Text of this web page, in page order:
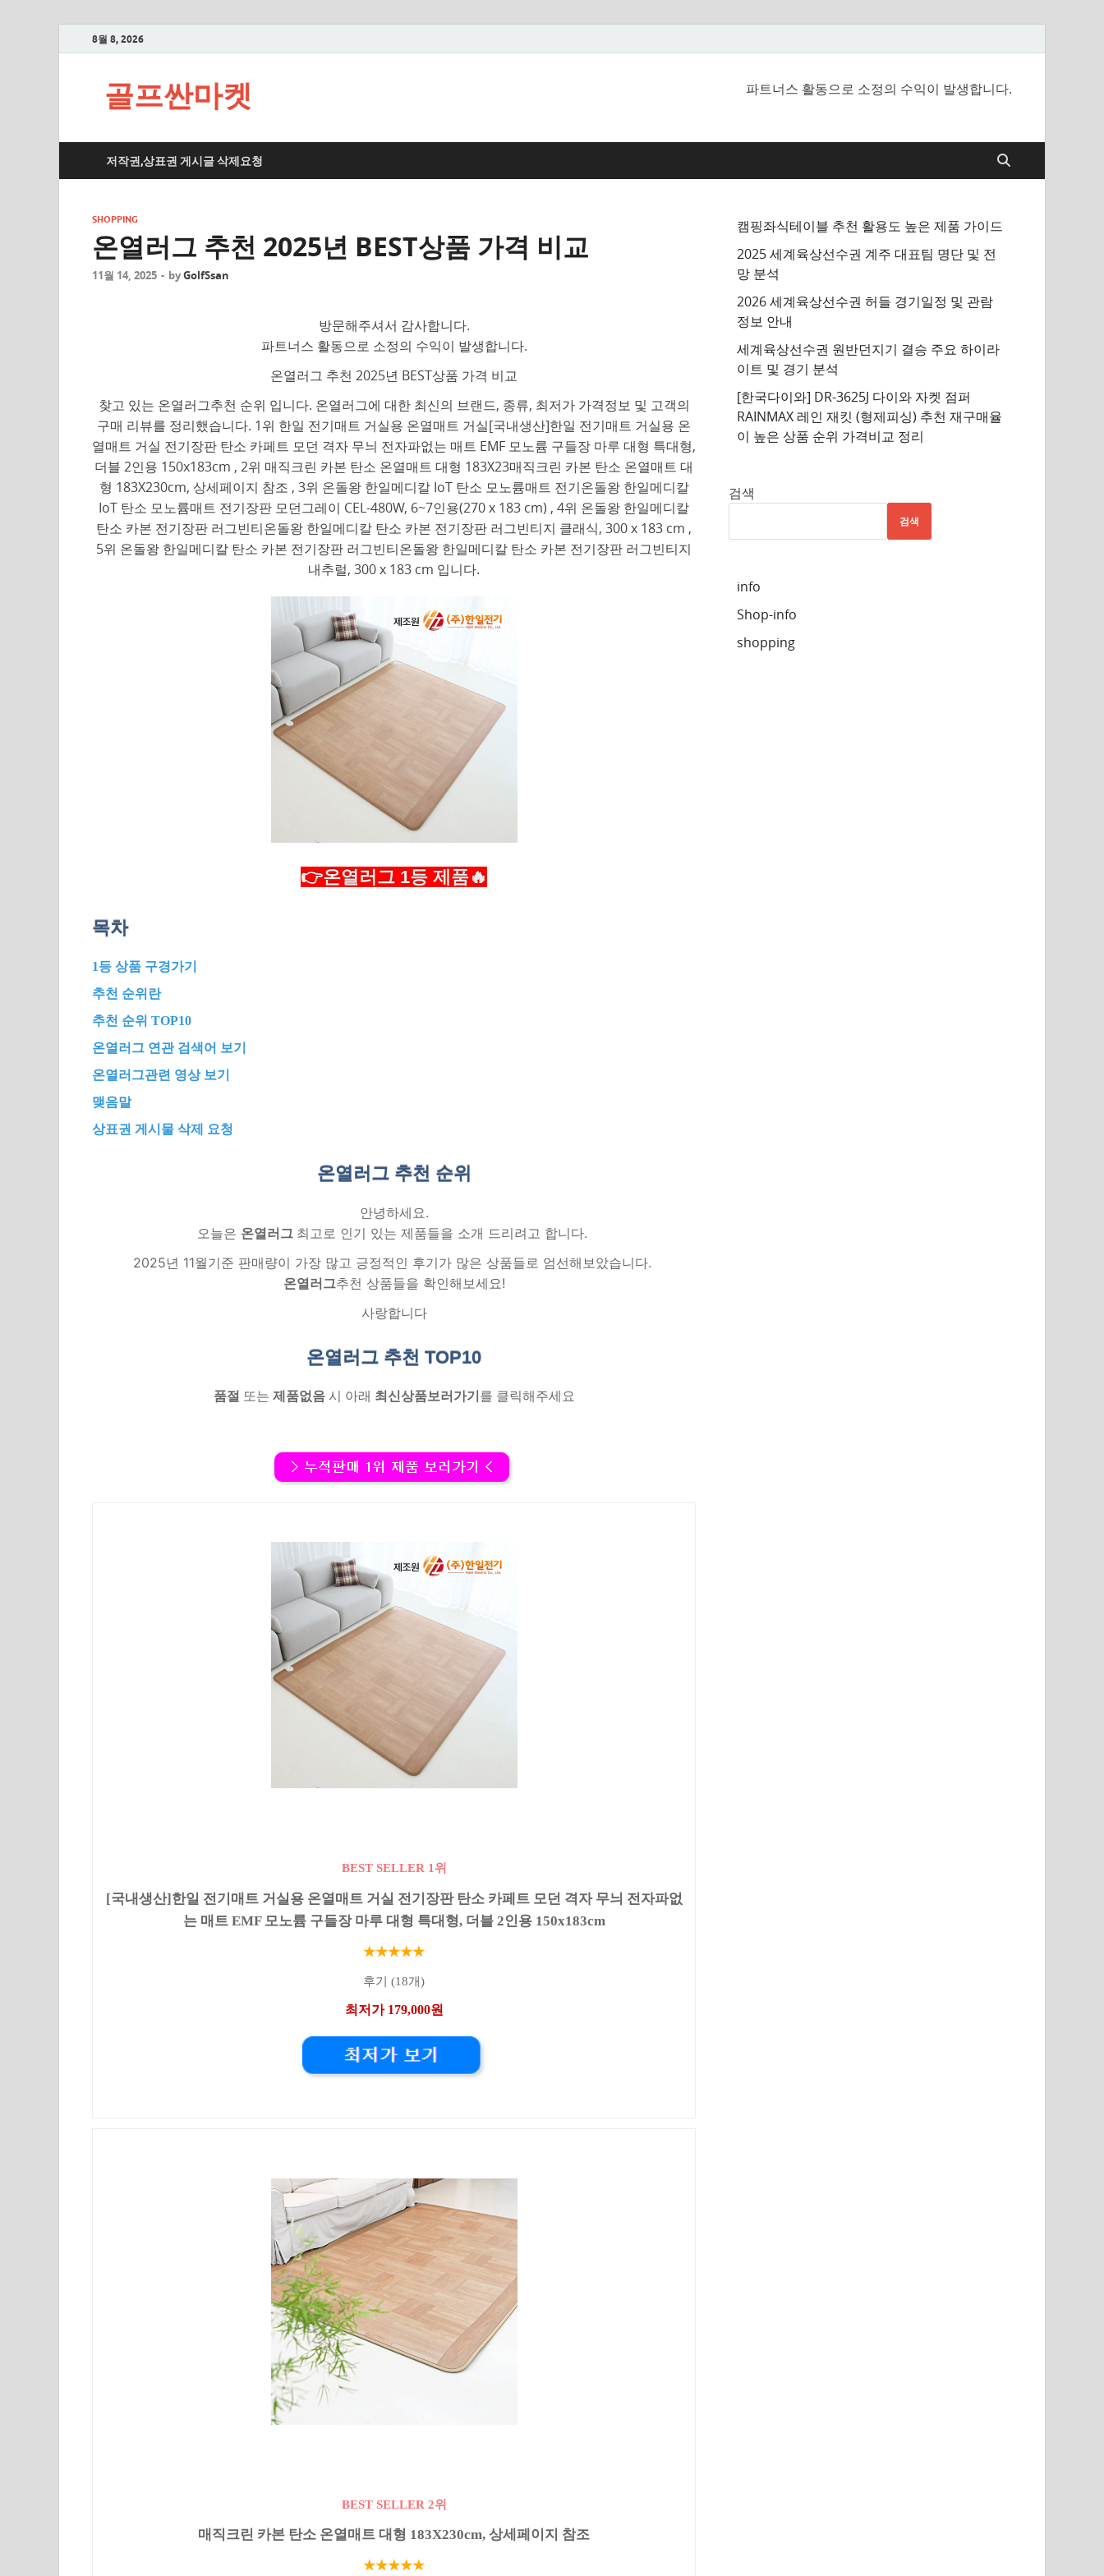
8월 8, 2026
골프싼마켓 파트너스 활동으로 소정의 수익이 발생합니다.
저작권,상표권 게시글 삭제요청
SHOPPING
온열러그 추천 2025년 BEST상품 가격 비교
11월 14, 2025 - byGolfSsan
방문해주셔서 감사합니다.
파트너스 활동으로 소정의 수익이 발생합니다.
온열러그 추천 2025년 BEST상품 가격 비교
찾고 있는 온열러그추천 순위 입니다. 온열러그에 대한 최신의 브랜드, 종류, 최저가 가격정보 및 고객의
구매 리뷰를 정리했습니다. 1위 한일 전기매트 거실용 온열매트 거실[국내생산]한일 전기매트 거실용 온
열매트 거실 전기장판 탄소 카페트 모던 격자 무늬 전자파없는 매트 EMF 모노륨 구들장 마루 대형 특대형,
더블 2인용 150x183cm , 2위 매직크린 카본 탄소 온열매트 대형 183X23매직크린 카본 탄소 온열매트 대
형 183X230cm, 상세페이지 참조 , 3위 온돌왕 한일메디칼 IoT 탄소 모노륨매트 전기온돌왕 한일메디칼
IoT 탄소 모노륨매트 전기장판 모던그레이 CEL-480W, 6~7인용(270 x 183 cm) , 4위 온돌왕 한일메디칼
탄소 카본 전기장판 러그빈티온돌왕 한일메디칼 탄소 카본 전기장판 러그빈티지 클래식, 300 x 183 cm ,
5위 온돌왕 한일메디칼 탄소 카본 전기장판 러그빈티온돌왕 한일메디칼 탄소 카본 전기장판 러그빈티지
내추럴, 300 x 183 cm 입니다.
👉온열러그 1등 제품🔥
목차
1등 상품 구경가기
추천 순위란
추천 순위 TOP10
온열러그 연관 검색어 보기
온열러그관련 영상 보기
맺음말
상표권 게시물 삭제 요청
온열러그 추천 순위
안녕하세요.
오늘은 온열러그 최고로 인기 있는 제품들을 소개 드리려고 합니다.
2025년 11월기준 판매량이 가장 많고 긍정적인 후기가 많은 상품들로 엄선해보았습니다.
온열러그추천 상품들을 확인해보세요!
사랑합니다
온열러그 추천 TOP10
품절 또는 제품없음시 아래 최신상품보러가기 를 클릭해주세요
BEST SELLER 1위
[국내생산]한일 전기매트 거실용 온열매트 거실 전기장판 탄소 카페트 모던 격자 무늬 전자파없
는 매트 EMF 모노륨 구들장 마루 대형 특대형, 더블 2인용 150x183cm
★★★★★
후기 (18개)
최저가 179,000원
BEST SELLER 2위
매직크린 카본 탄소 온열매트 대형 183X230cm, 상세페이지 참조
★★★★★
캠핑좌식테이블 추천 활용도 높은 제품 가이드
2025 세계육상선수권 계주 대표팀 명단 및 전
망 분석
2026 세계육상선수권 허들 경기일정 및 관람
정보 안내
세계육상선수권 원반던지기 결승 주요 하이라
이트 및 경기 분석
[한국다이와] DR-3625J 다이와 자켓 점퍼
RAINMAX 레인 재킷 (형제피싱) 추천 재구매율
이 높은 상품 순위 가격비교 정리
검색
검색
info
Shop-info
shopping